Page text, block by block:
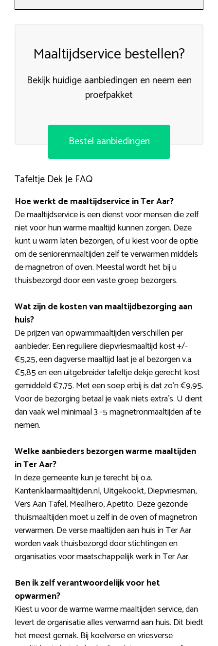
Maaltijdservice bestellen?
Bekijk huidige aanbiedingen en neem een
proefpakket
Bestel aanbiedingen
Tafeltje Dek Je FAQ
Hoe werkt de maaltijdservice in Ter Aar?
De maaltijdservice is een dienst voor mensen die zelf
niet voor hun warme maaltijd kunnen zorgen. Deze
kunt u warm laten bezorgen, of u kiest voor de optie
om de seniorenmaaltijden zelf te verwarmen middels
de magnetron of oven. Meestal wordt het bij u
thuisbezorgd door een vaste groep bezorgers.
Wat zijn de kosten van maaltijdbezorging aan
huis?
De prijzen van opwarmmaaltijden verschillen per
aanbieder. Een reguliere diepvriesmaaltijd kost +/-
€5,25, een dagverse maaltijd laat je al bezorgen v.a.
€5,85 en een uitgebreider tafeltje dekje gerecht kost
gemiddeld €7,75. Met een soep erbij is dat zo’n €9,95.
Voor de bezorging betaal je vaak niets extra’s. U dient
dan vaak wel minimaal 3 -5 magnetronmaaltijden af te
nemen.
Welke aanbieders bezorgen warme maaltijden
in Ter Aar?
In deze gemeente kun je terecht bij o.a.
Kantenklaarmaaltijden.nl, Uitgekookt, Diepvriesman,
Vers Aan Tafel, Mealhero, Apetito. Deze gezonde
thuismaaltijden moet u zelf in de oven of magnetron
verwarmen. De verse maaltijden aan huis in Ter Aar
worden vaak thuisbezorgd door stichtingen en
organisaties voor maatschappelijk werk in Ter Aar.
Ben ik zelf verantwoordelijk voor het
opwarmen?
Kiest u voor de warme warme maaltijden service, dan
levert de organisatie alles verwarmd aan huis. Dit biedt
het meest gemak. Bij koelverse en vriesverse